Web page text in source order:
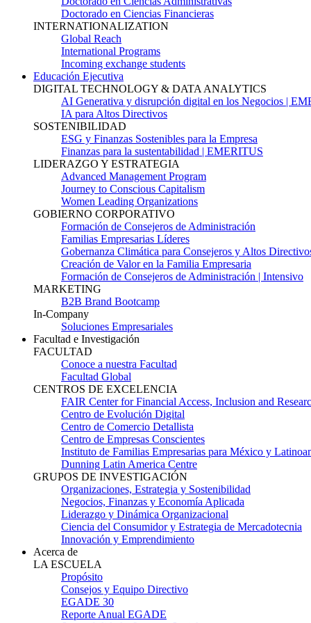
Doctorado en Ciencias Financieras
INTERNATIONALIZATION
Global Reach
International Programs
Incoming exchange students
Educación Ejecutiva
DIGITAL TECHNOLOGY & DATA ANALYTICS
AI Generativa y disrupción digital en los Negocios |
IA para Altos Directivos
SOSTENIBILIDAD
ESG y Finanzas Sostenibles para la Empresa
Finanzas para la sustentabilidad | EMERITUS
LIDERAZGO Y ESTRATEGIA
Advanced Management Program
Journey to Conscious Capitalism
Women Leading Organizations
GOBIERNO CORPORATIVO
Formación de Consejeros de Administración
Familias Empresarias Líderes
Gobernanza Climática para Consejeros y Altos
Creación de Valor en la Familia Empresaria
Formación de Consejeros de Administración | Intensivo
MARKETING
B2B Brand Bootcamp
In-Company
Soluciones Empresariales
Facultad e Investigación
FACULTAD
Conoce a nuestra Facultad
Facultad Global
CENTROS DE EXCELENCIA
FAIR Center for Financial Access, Inclusion and
Centro de Evolución Digital
Centro de Comercio Detallista
Centro de Empresas Conscientes
Instituto de Familias Empresarias para México y
Dunning Latin America Centre
GRUPOS DE INVESTIGACIÓN
Organizaciones, Estrategia y Sostenibilidad
Negocios, Finanzas y Economía Aplicada
Liderazgo y Dinámica Organizacional
Ciencia del Consumidor y Estrategia de Mercadotecnia
Innovación y Emprendimiento
Acerca de
LA ESCUELA
Propósito
Consejos y Equipo Directivo
EGADE 30
Reporte Anual EGADE